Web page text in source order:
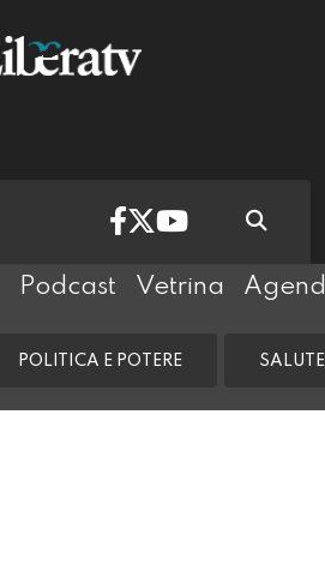
Podcast Vetrina
POLITICA E POTERE